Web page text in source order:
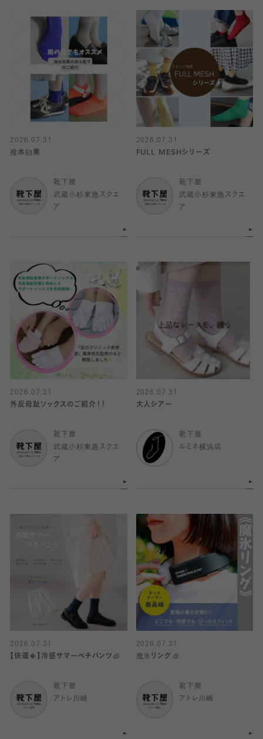
2026.07.31
撥水効果
靴下屋
武蔵小杉東急スクエ
ア
2026.07.31
FULL MESHシリーズ
靴下屋
武蔵小杉東急スクエ
ア
2026.07.31
外反母趾ソックスのご紹介！！
靴下屋
武蔵小杉東急スクエ
ア
2026.07.31
大人シアー
靴下屋
ルミネ横浜店
2026.07.31
【快適🍀】冷感サマーペチパンツ🧊
靴下屋
アトレ川崎
2026.07.31
魔氷リング🧊
靴下屋
アトレ川崎